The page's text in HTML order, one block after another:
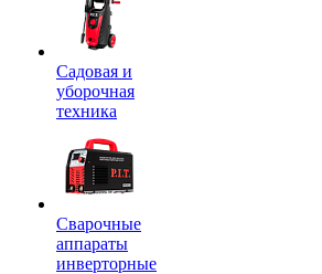
Садовая и
уборочная
техника
Сварочные
аппараты
инверторные